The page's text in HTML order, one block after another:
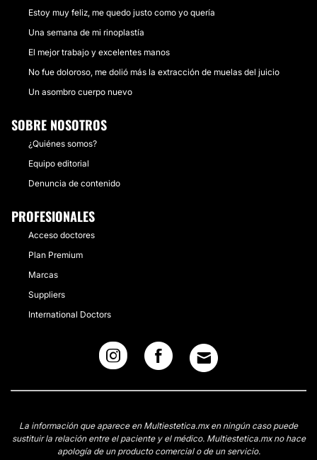
Estoy muy feliz, me quedo justo como yo quería
Una semana de mi rinoplastía
El mejor trabajo y excelentes manos
No fue doloroso, me dolió más la extracción de muelas del juicio
Un asombro cuerpo nuevo
SOBRE NOSOTROS
¿Quiénes somos?
Equipo editorial
Denuncia de contenido
PROFESIONALES
Acceso doctores
Plan Premium
Marcas
Suppliers
International Doctors
La información que aparece en Multiestetica.mx en ningún caso puede
sustituir la relación entre el paciente y el médico. Multiestetica.mx no hace
apología de un producto comercial o de un servicio.